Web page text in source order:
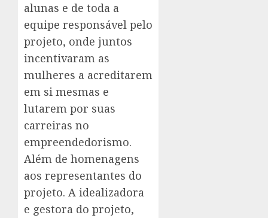
alunas e de toda a
equipe responsável pelo
projeto, onde juntos
incentivaram as
mulheres a acreditarem
em si mesmas e
lutarem por suas
carreiras no
empreendedorismo.
Além de homenagens
aos representantes do
projeto. A idealizadora
e gestora do projeto,